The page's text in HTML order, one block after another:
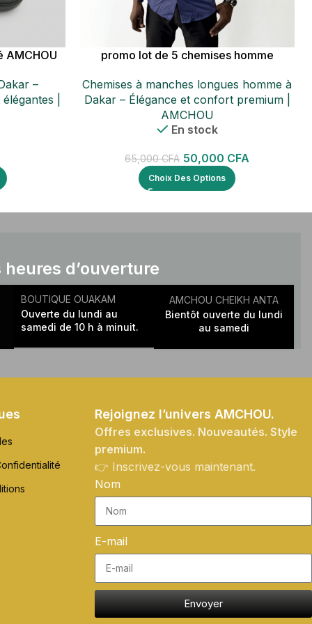
AMCHOU
–
|
promo lot de 5 chemises homme
Chemises à manches longues homme à
Dakar – Élégance et confort premium |
AMCHOU
En stock
65,000CFA 50,000 CFA
Choix Des Options
heures d’ouverture
BOUTIQUE OUAKAM
Ouverte du lundi au
samedi de 10 h à minuit.
AMCHOU CHEIKH ANTA
Bientôt ouverte du lundi
au samedi
Rejoignez l’univers AMCHOU.
Offres exclusives. Nouveautés. Style
premium.
👉 Inscrivez-vous maintenant.
Nom
E-mail
Envoyer